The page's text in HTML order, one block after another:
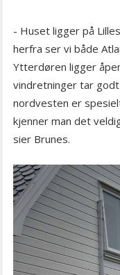
- Huset ligger på
herfra ser vi både
Ytterdøren ligger
vindretninger tar
nordvesten er
kjenner man det
sier Brunes.